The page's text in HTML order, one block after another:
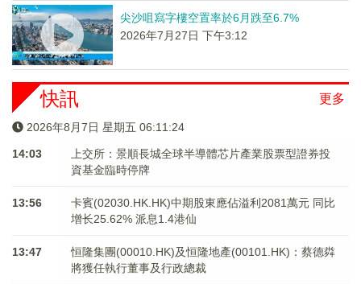
尖沙咀寫字樓空置率於6月跌至6.7%
2026年7月27日 下午3:12
更多
快訊
2026年8月7日 星期五 06:11:25
14:03
上交所：景順長城全球半導體芯片產業股票型證券投
資基金臨時停牌
13:56
卡賓(02030.HK.HK)中期股東應佔溢利2081萬元 同比
增长25.62% 派息1.4港仙
13:47
恒隆集團(00010.HK)及恒隆地產(00101.HK)：蔡德粦
將獲任執行董事及行政總裁